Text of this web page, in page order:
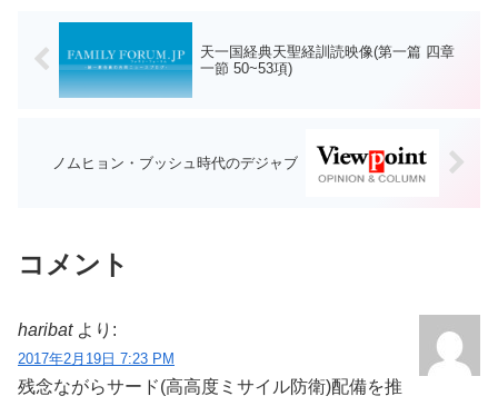
天一国経典天聖経訓読映像(第一篇 四章
一節 50~53項)
ノムヒョン・ブッシュ時代のデジャブ
コメント
haribat より:
2017年2月19日 7:23 PM
残念ながらサード(高高度ミサイル防衛)配備を推